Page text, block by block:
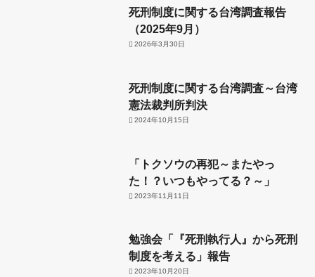
死刑制度に関する台湾調査報告
（2025年9月）
2026年3月30日
死刑制度に関する台湾調査～台湾
憲法裁判所判決
2024年10月15日
「トクソウの再犯～またやっ
た！？いつもやってる？～」
2023年11月11日
勉強会「『死刑執行人』から死刑
制度を考える」報告
2023年10月20日